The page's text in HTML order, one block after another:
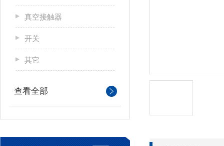
真空接触器
开关
其它
查看全部